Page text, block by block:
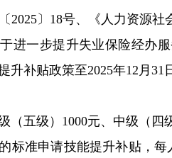
2025〕18号、《人力资源
进一步提升失业保险经办
升补贴政策至2025年12月31
（五级）1000元、中级（
标准申请技能提升补贴，